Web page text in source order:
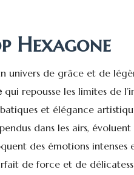
Hexagone
univers de grâce et de
qui repousse les limites de
et élégance
dans les airs,
des émotions
de force et de